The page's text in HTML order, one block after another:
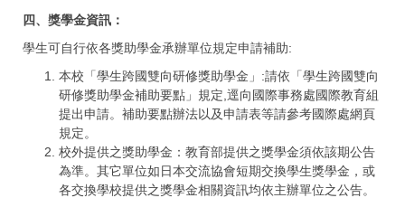
四、獎學金資訊 ：
學生可自行依各獎助學金承辦單位規定申請補助:
本校「學生跨國雙向研修獎助學金」:請依「學生跨國雙向
研修獎助學金補助要點」規定,逕向國際事務處國際教育組
提出申請。補助要點辦法以及申請表等請參考國際處網頁
規定。
校外提供之獎助學金：教育部提供之獎學金須依該期公告
為準。其它單位如日本交流協會短期交換學生獎學金，或
各交換學校提供之獎學金相關資訊均依主辦單位之公告。